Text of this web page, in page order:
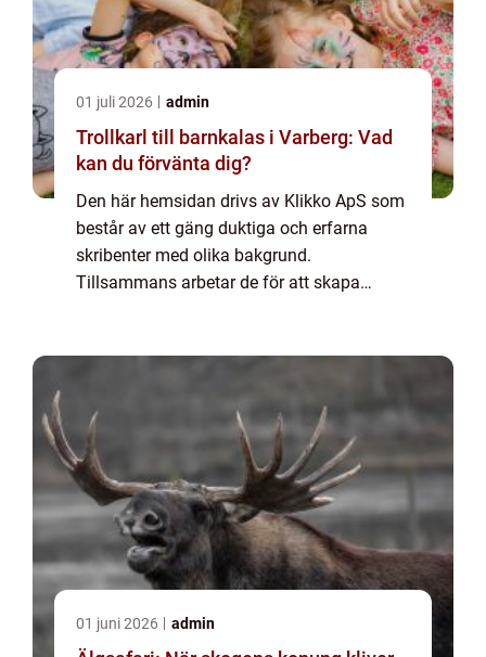
01 juli 2026 admin
Trollkarl till barnkalas i Varberg: Vad
kan du förvänta dig?
Den här hemsidan drivs av Klikko ApS som
består av ett gäng duktiga och erfarna
skribenter med olika bakgrund.
Tillsammans arbetar de för att skapa
01 juni 2026 admin